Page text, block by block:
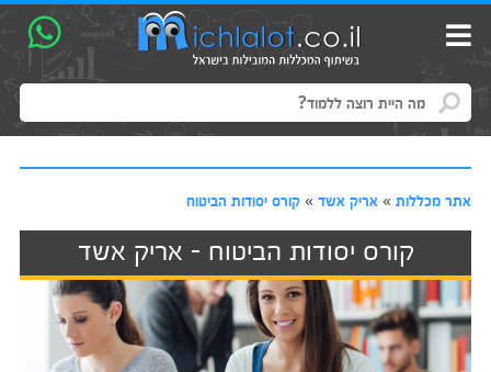
אתר מכללות» אריק אשד» קורס יסודות הביטוח
קורס יסודות הביטוח - אריק אשד